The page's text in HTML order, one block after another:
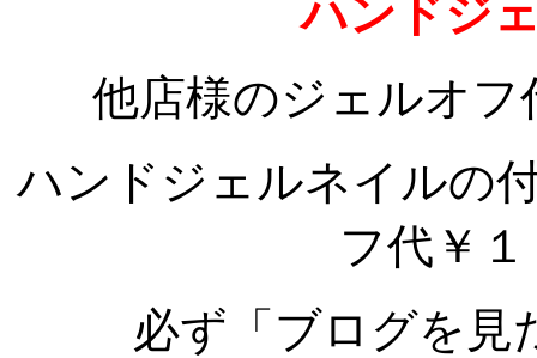
ハンドジ
他店様のジェルオフ
ハンドジェルネイルの
フ代￥
必ず「ブログを見